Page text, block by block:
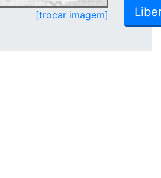
[trocar imagem]